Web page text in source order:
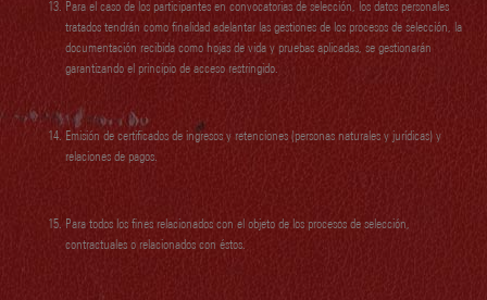
Para el caso de los participantes en convocatorias de selección, los datos personales
tratados tendrán como finalidad adelantar las gestiones de los procesos de selección, la
documentación recibida como hojas de vida y pruebas aplicadas, se gestionarán
garantizando el principio de acceso restringido.
Emisión de certificados de ingresos y retenciones (personas naturales y jurídicas) y
relaciones de pagos.
Para todos los fines relacionados con el objeto de los procesos de selección,
contractuales o relacionados con éstos.